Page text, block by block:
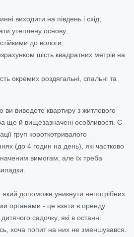
виходити на південь і схід;
утеплену основу;
до вологи;
шість квадратних метрів на
окремих роздягальні, спальні та
ви виведете квартиру з житлового
ще й вищезазначені особливості. Є
груп короткотривалого
(до 4 годин на день), які частково
вимогам, але їх треба
який допоможе уникнути непотрібних
органами - це взяти в оренду
садочку, які в останні
хоча попит на них не зменшувався.